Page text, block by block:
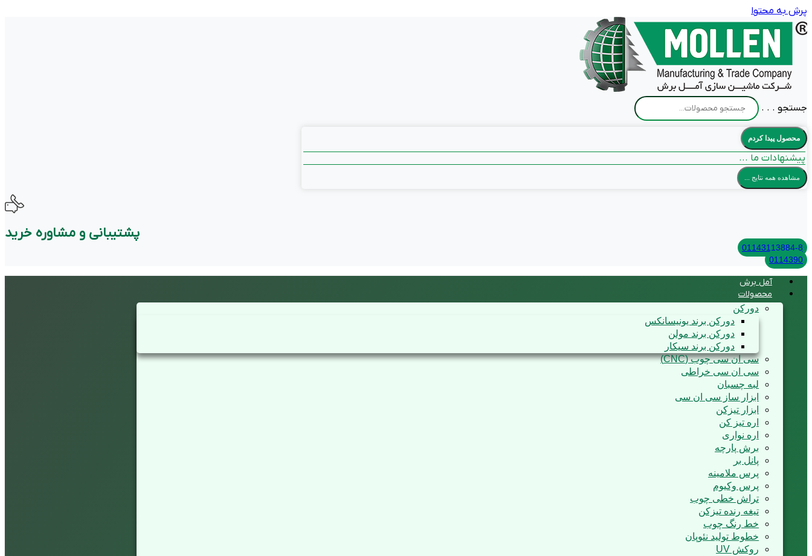
پرش به محتوا
جستجو . . .
محصول پیدا کردم
پیشنهادات ما ...
مشاهده همه نتایج ...
پشتیبانی و مشاوره خرید
01143113884-8
0114390
آمل برش
محصولات
دورکن
دورکن برند یونیسانکس
دورکن برند مولن
دورکن برند سیکار
سی ان سی چوب (CNC)
سی ان سی خراطی
لبه چسبان
ابزار ساز سی ان سی
ابزار تیزکن
اره تیز کن
اره نواری
برش پارچه
پانل بر
پرس ملامینه
پرس وکیوم
تراش خطی چوب
تیغه رنده تیزکن
خط رنگ چوب
خطوط تولید نئوپان
روکش UV